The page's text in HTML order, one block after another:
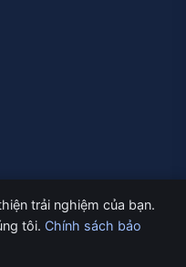
quyền.
trải nghiệm của bạn.
tôi. Chính sách bảo